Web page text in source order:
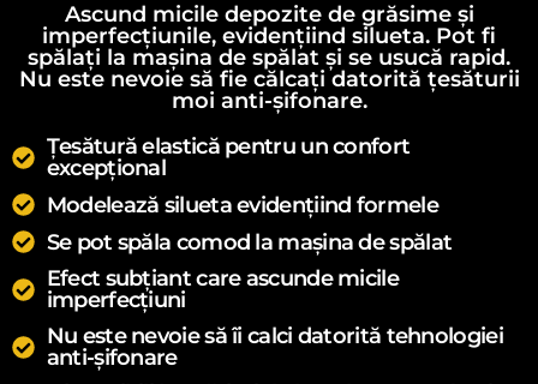
Ascund micile depozite de grăsime și
imperfecțiunile, evidențiind silueta. Pot fi
spălați la mașina de spălat și se usucă rapid.
Nu este nevoie să fie călcați datorită țesăturii
moi anti-șifonare.
Țesătură elastică pentru un confort
excepțional
Modelează silueta evidențiind formele
Se pot spăla comod la mașina de spălat
Efect subțiant care ascunde micile
imperfecțiuni
Nu este nevoie să îi calci datorită tehnologiei
anti-șifonare